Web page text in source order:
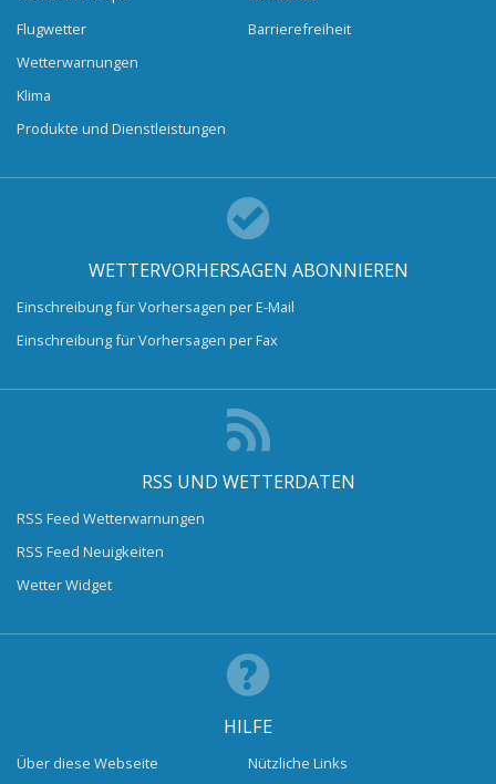
Flugwetter
Wetterwarnungen
Klima
Produkte und Dienstleistungen
Barrierefreiheit
WETTERVORHERSAGEN ABONNIEREN
Einschreibung für Vorhersagen per E-Mail
Einschreibung für Vorhersagen per Fax
RSS UND WETTERDATEN
RSS Feed Wetterwarnungen
RSS Feed Neuigkeiten
Wetter Widget
HILFE
Über diese Webseite Nützliche Links